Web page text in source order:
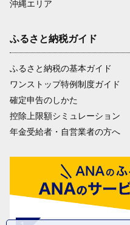
沖縄エリア
ふるさと納税ガイド
ふるさと納税の基本ガイド
ワンストップ特例制度ガイド
確定申告のしかた
控除上限額シミュレーション
年金受給者・自営業者の方へ